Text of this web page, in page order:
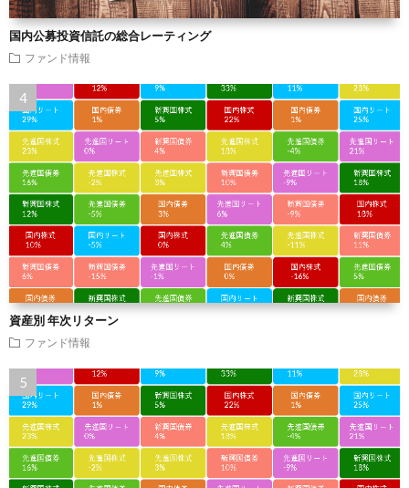
国内公募投資信託の総合レーティング
ファンド情報
資産別 年次リターン
ファンド情報